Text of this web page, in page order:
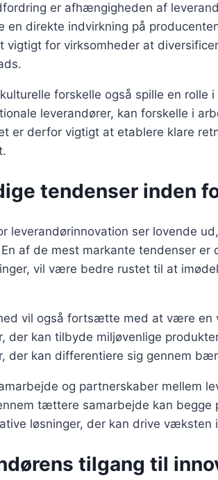
er afhængigheden af
en direkte indvirkning på
vigtigt for virksomheder at
forskelle også spille en
leverandører, kan forskelle i
er derfor vigtigt at etablere klare
tendenser inden
leverandørinnovation ser lovende
af de mest markante tendenser er
vil være bedre rustet til at
vil også fortsætte med at være en
der kan tilbyde miljøvenlige
der kan differentiere sig gennem
og partnerskaber mellem
tættere samarbejde kan
løsninger, der kan drive væksten
tilgang til